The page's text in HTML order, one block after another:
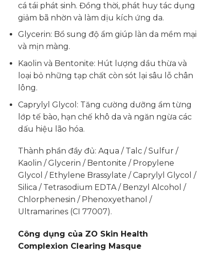
cá tái phát sinh. Đồng thời, phát huy tác dụng
giảm bã nhờn và làm dịu kích ứng da.
Glycerin: Bổ sung độ ẩm giúp làn da mềm mại
và mịn màng.
Kaolin và Bentonite: Hút lượng dầu thừa và
loại bỏ những tạp chất còn sót lại sâu lỗ chân
lông.
Caprylyl Glycol: Tăng cường dưỡng ẩm từng
lớp tế bào, hạn chế khô da và ngăn ngừa các
dấu hiệu lão hóa.
Thành phần đầy đủ: Aqua / Talc / Sulfur /
Kaolin / Glycerin / Bentonite / Propylene
Glycol / Ethylene Brassylate / Caprylyl Glycol /
Silica / Tetrasodium EDTA / Benzyl Alcohol /
Chlorphenesin / Phenoxyethanol /
Ultramarines (CI 77007).
Công dụng của ZO Skin Health
Complexion Clearing Masque